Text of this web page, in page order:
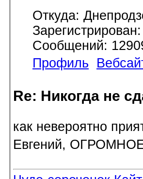
Откуда:
Сообщений:
Профиль
Re: Никогда не
как невероятно
Евгений,